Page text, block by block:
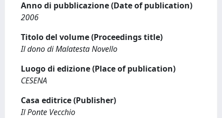
Anno di pubblicazione (Date of publication)
2006
Titolo del volume (Proceedings title)
Il dono di Malatesta Novello
Luogo di edizione (Place of publication)
CESENA
Casa editrice (Publisher)
Il Ponte Vecchio